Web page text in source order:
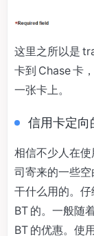
这里之所以是
卡到 Chase 卡
一张卡上。
信用卡定
相信不少人在
司寄来的一些
干什么用的。
BT 的。一般随
BT 的优惠。使